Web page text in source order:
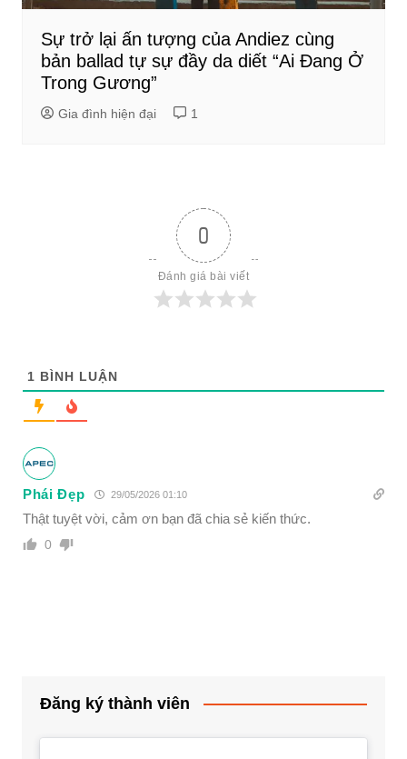
Sự trở lại ấn tượng của Andiez cùng
bản ballad tự sự đầy da diết “Ai Đang Ở
Trong Gương”
Gia đình hiện đại 1
0
Đánh giá bài viết
1 BÌNH LUẬN
Phái Đẹp 29/05/2026 01:10
Thật tuyệt vời, cảm ơn bạn đã chia sẻ kiến thức.
0
Đăng ký thành viên